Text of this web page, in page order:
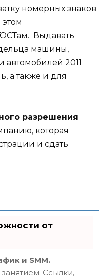
номерных знаков
Выдавать
машины,
автомобилей 2011
а также и для
разрешения
которая
и сдать
от
и SMM.
Ссылки,